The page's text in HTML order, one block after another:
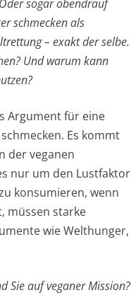
sogar obendrauf
schmecken als
– exakt der selbe.
Und warum kann
Argument für eine
Es kommt
der veganen
nur um den Lustfaktor
konsumieren, wenn
müssen starke
wie Welthunger,
Sie auf veganer Mission?